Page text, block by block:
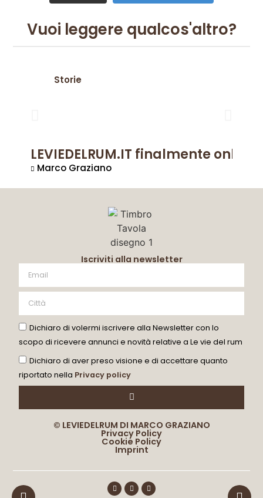
Vuoi leggere qualcos'altro?
Storie
LEVIEDELRUM.IT finalmente online!
Marco Graziano
Iscriviti alla newsletter
Dichiaro di volermi iscrivere alla Newsletter con lo
scopo di ricevere annunci e novità relative a Le vie del rum
Dichiaro di aver preso visione e di accettare quanto
riportato nella Privacy policy
© LEVIEDELRUM DI MARCO GRAZIANO
Privacy Policy
Cookie Policy
Imprint